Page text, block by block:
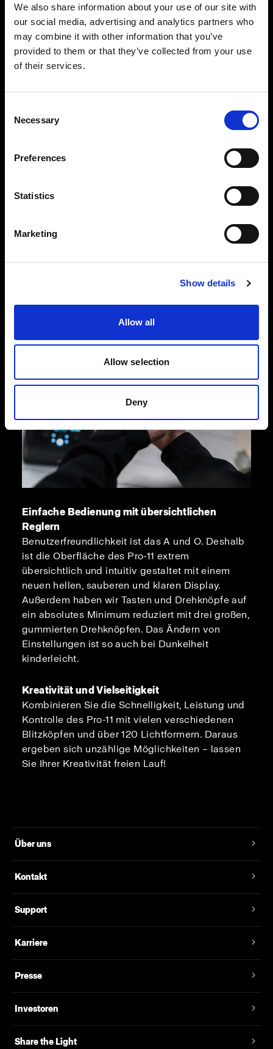
We also share information about your use of our site with
our social media, advertising and analytics partners who
may combine it with other information that you’ve
provided to them or that they’ve collected from your use
of their services.
Selection
Necessary
Preferences
Statistics
Marketing
Show details
Allow all
Allow selection
Deny
Beeindruckende Präzision und Kontrolle
Mit einem Regelbereich von 11 Blenden lassen
Lichtstimmung entstehen. Dieser ist in
für jeden Blitzkopf separat einstellbar. So
Der Pro-11 ist für den Dauereinsatz bei
technische und handwerkliche Meisterleistung.
Er ist so robust und langlebig, dass Sie auch
Einfache Bedienung mit übersichtlichen
Reglern
Benutzerfreundlichkeit ist das A und O. Deshalb
ist die Oberfläche des Pro-11 extrem
übersichtlich und intuitiv gestaltet mit einem
neuen hellen, sauberen und klaren Display.
Außerdem haben wir Tasten und Drehknöpfe auf
ein absolutes Minimum reduziert mit drei großen,
gummierten Drehknöpfen. Das Ändern von
Einstellungen ist so auch bei Dunkelheit
kinderleicht.
Kreativität und Vielseitigkeit
Kombinieren Sie die Schnelligkeit, Leistung und
Kontrolle des Pro-11 mit vielen verschiedenen
Blitzköpfen und über 120 Lichtformern. Daraus
ergeben sich unzählige Möglichkeiten – lassen
Sie Ihrer Kreativität freien Lauf!
Über uns
Kontakt
Support
Karriere
Presse
Investoren
Share the Light